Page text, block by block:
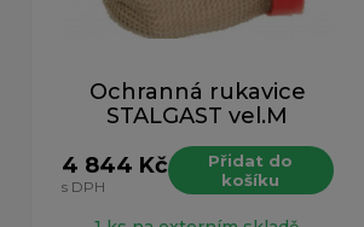
Ochranná rukavice
STALGAST vel.M
4 844 Kč
s DPH
Přidat do
košíku